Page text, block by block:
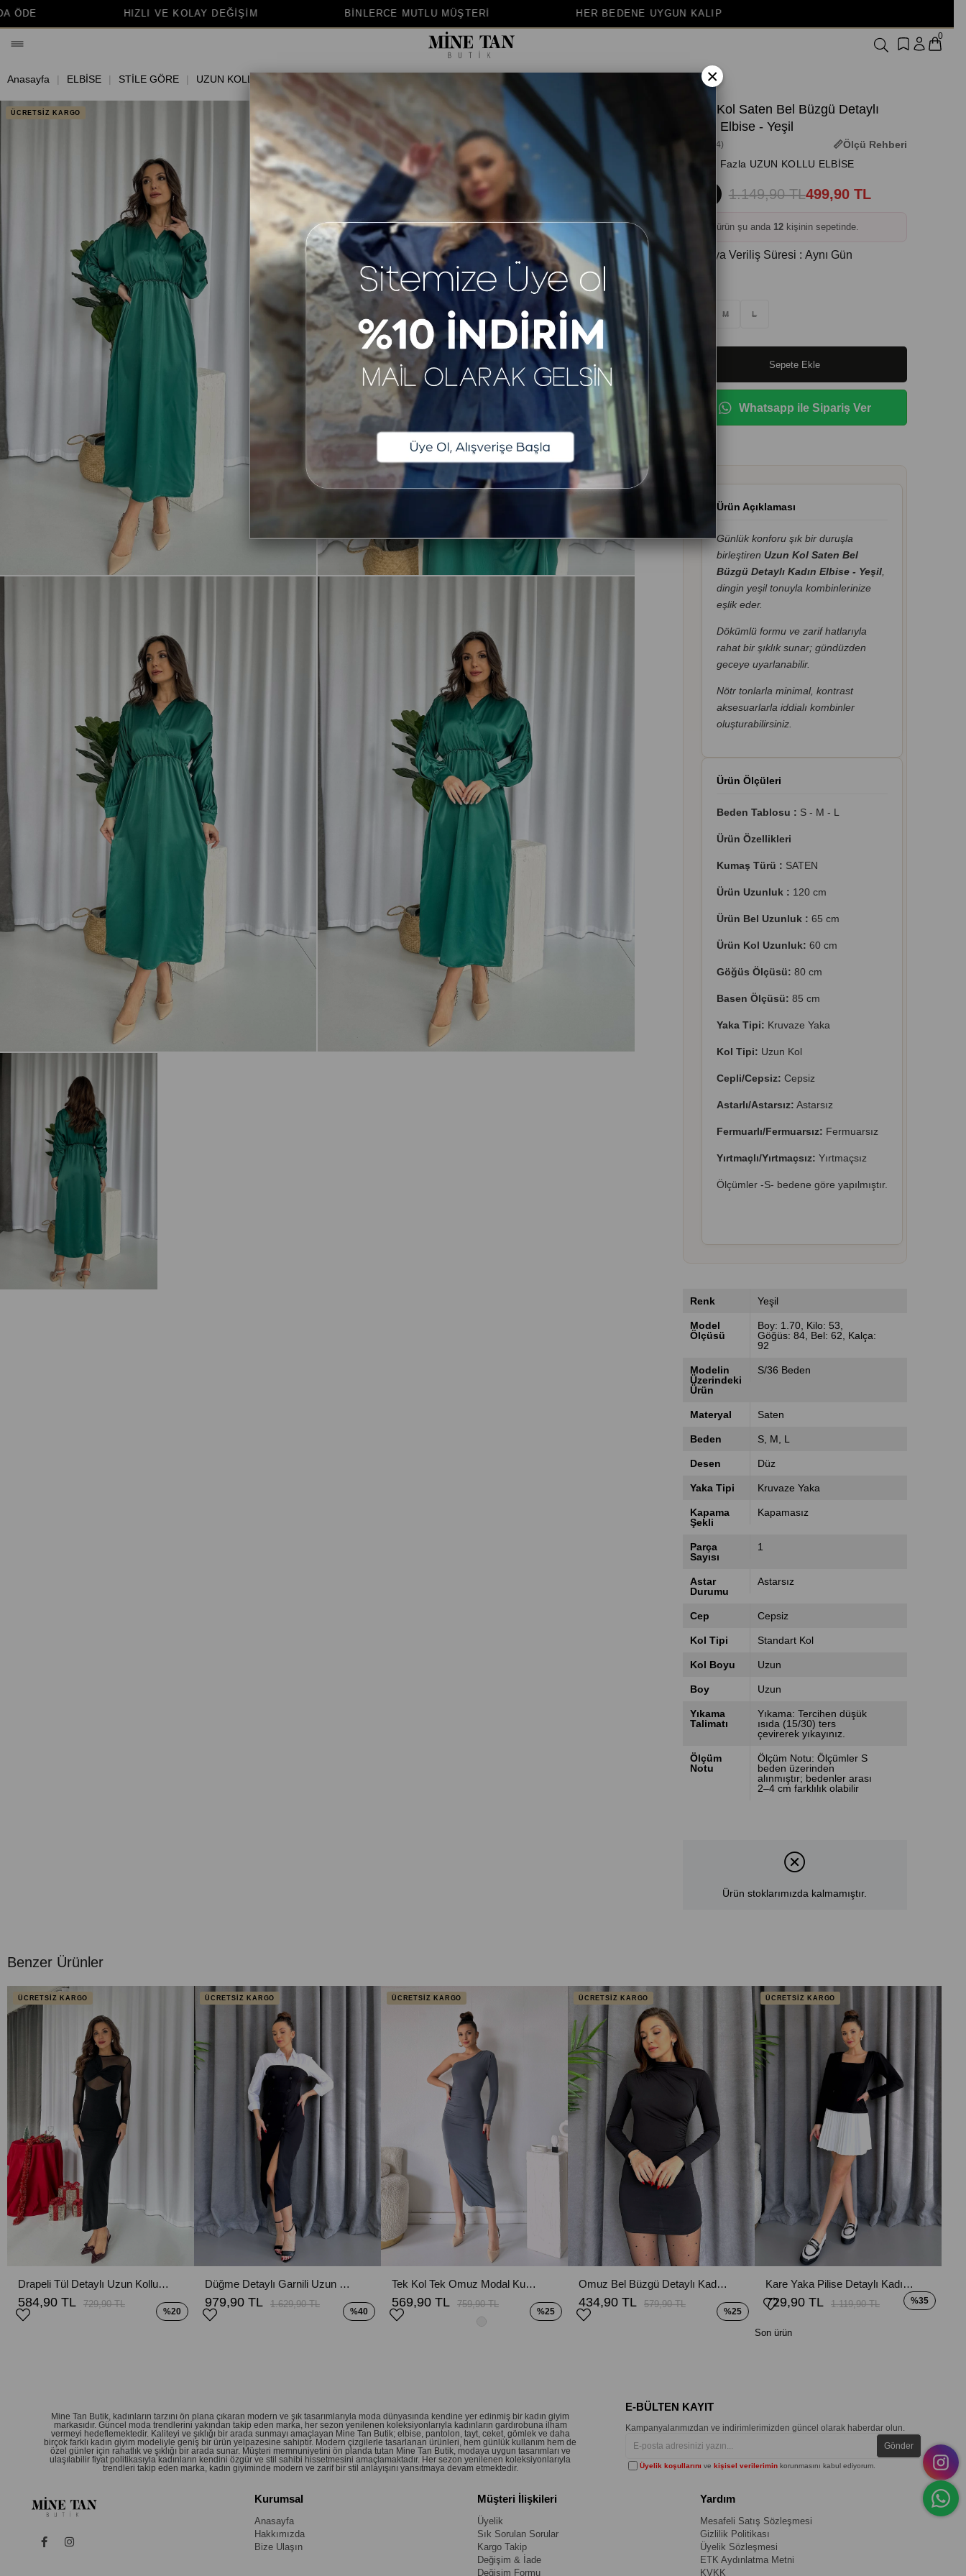
KOLAY DEĞİŞİM BİNLERCE MUTLU MÜŞTERİ HER BEDENE UYGUN KALIP
0
Anasayfa ELBİSE STİLE GÖRE UZUN KOLLU ELBİSE
ÜCRETSİZ KARGO
Uzun Kol Saten Bel Büzgü Detaylı
Kadın Elbise - Yeşil
(3M-2244)
Ölçü Rehberi
+ Daha Fazla UZUN KOLLU ELBİSE
1.149,90 TL499,90 TL
Bu ürün şu anda 12kişinin sepetinde.
Kargoya Veriliş Süresi : Aynı Gün
M L
Whatsapp ile Sipariş Ver
Ürün Açıklaması
Günlük konforu şık bir duruşla
birleştiren Uzun Kol Saten Bel
Büzgü Detaylı Kadın Elbise - Yeşil,
dingin yeşil tonuyla kombinlerinize
eşlik eder.
Dökümlü formu ve zarif hatlarıyla
rahat bir şıklık sunar; gündüzden
geceye uyarlanabilir.
Nötr tonlarla minimal, kontrast
aksesuarlarla iddialı kombinler
oluşturabilirsiniz.
Ürün Ölçüleri
Beden Tablosu : S - M - L
Ürün Özellikleri
Kumaş Türü : SATEN
Ürün Uzunluk : 120 cm
Ürün Bel Uzunluk : 65 cm
Ürün Kol Uzunluk: 60 cm
Göğüs Ölçüsü: 80 cm
Basen Ölçüsü: 85 cm
Yaka Tipi: Kruvaze Yaka
Kol Tipi: Uzun Kol
Cepli/Cepsiz: Cepsiz
Astarlı/Astarsız: Astarsız
Fermuarlı/Fermuarsız: Fermuarsız
Yırtmaçlı/Yırtmaçsız: Yırtmaçsız
Ölçümler -S- bedene göre yapılmıştır.
Renk Yeşil
Model
Ölçüsü
Boy: 1.70, Kilo: 53,
Göğüs: 84, Bel: 62, Kalça:
92
Modelin
Üzerindeki
Ürün
S/36 Beden
Materyal Saten
Beden S M L
Desen Düz
Yaka Tipi Kruvaze Yaka
Kapama
Şekli
Kapamasız
Parça
Sayısı
1
Astar
Durumu
Astarsız
Cep Cepsiz
Kol Tipi Standart Kol
Kol Boyu Uzun
Boy Uzun
Yıkama
Talimatı
Yıkama: Tercihen düşük
ısıda (15/30) ters
çevirerek yıkayınız.
Ölçüm
Notu
Ölçüm Notu: Ölçümler S
beden üzerinden
alınmıştır; bedenler arası
2–4 cm farklılık olabilir
Ürün stoklarımızda kalmamıştır.
Benzer Ürünler
ÜCRETSİZ KARGO
Drapeli Tül Detaylı Uzun Kollu Kalem Elbise - Siyah
584,90 TL 729,90 TL
%20
ÜCRETSİZ KARGO
Düğme Detaylı Garnili Uzun Kollu Kalem Elbise - Siyah
979,90 TL 1.629,90 TL
%40
ÜCRETSİZ KARGO
Tek Kol Tek Omuz Modal Kumaş Elbise - Gri
569,90 TL 759,90 TL
%25
ÜCRETSİZ KARGO
Omuz Bel Büzgü Detaylı Kadın Elbise - Siyah
434,90 TL 579,90 TL
%25
ÜCRETSİZ KARGO
Kare Yaka Pilise Detaylı Kadın Elbise - Siyah
729,90 TL 1.119,90 TL %35
Son ürün
Mine Tan Butik, kadınların tarzını ön plana çıkaran modern ve şık tasarımlarıyla moda dünyasında kendine yer edinmiş bir kadın giyim
markasıdır. Güncel moda trendlerini yakından takip eden marka, her sezon yenilenen koleksiyonlarıyla kadınların gardırobuna ilham
vermeyi hedeflemektedir. Kaliteyi ve şıklığı bir arada sunmayı amaçlayan Mine Tan Butik; elbise, pantolon, tayt, ceket, gömlek ve daha
birçok farklı kadın giyim modeliyle geniş bir ürün yelpazesine sahiptir. Modern çizgilerle tasarlanan ürünleri, hem günlük kullanım hem de
özel günler için rahatlık ve şıklığı bir arada sunar. Müşteri memnuniyetini ön planda tutan Mine Tan Butik, modaya uygun tasarımları ve
ulaşılabilir fiyat politikasıyla kadınların kendini özgür ve stil sahibi hissetmesini amaçlamaktadır. Her sezon yenilenen koleksiyonlarıyla
trendleri takip eden marka, kadın giyiminde modern ve zarif bir stil anlayışını yansıtmaya devam etmektedir.
E-BÜLTEN KAYIT
Kampanyalarımızdan ve indirimlerimizden güncel olarak haberdar olun.
Gönder
Üyelik koşullarını vekişisel verilerimin korunmasını kabul ediyorum.
Kurumsal
Anasayfa
Hakkımızda
Bize Ulaşın
Müşteri İlişkileri
Üyelik
Sık Sorulan Sorular
Kargo Takip
Değişim & İade
Değişim Formu
Yardım
Mesafeli Satış Sözleşmesi
Gizlilik Politikası
Üyelik Sözleşmesi
ETK Aydınlatma Metni
KVKK
×